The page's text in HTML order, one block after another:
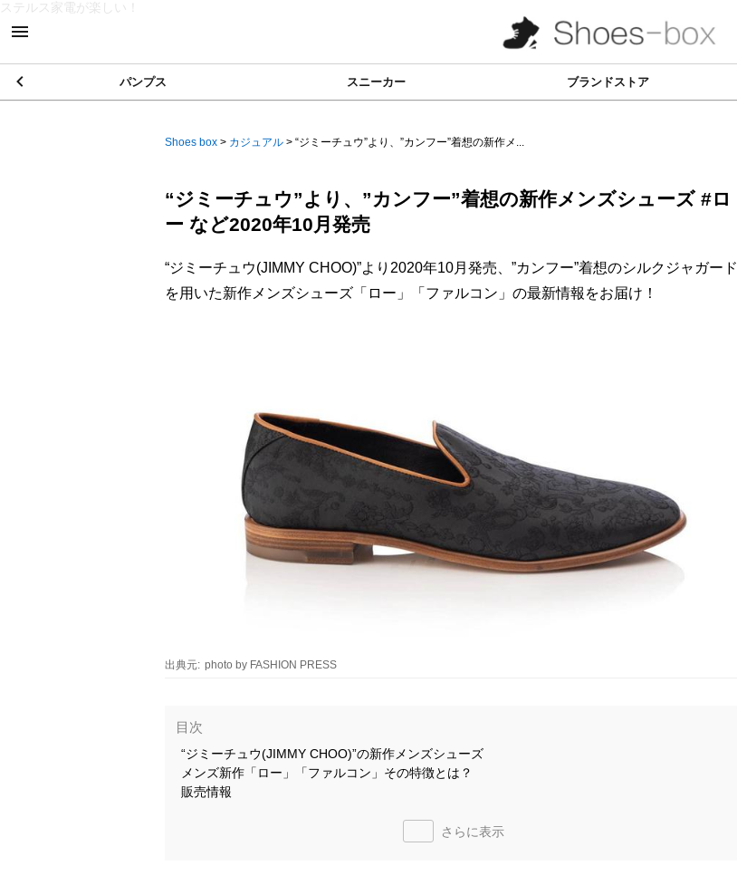
ステルス家電が楽しい！
パンプス スニーカー ブランドストア
Shoes box > カジュアル > “ジミーチュウ”より、”カンフー”着想の新作メ...
“ジミーチュウ”より、”カンフー”着想の新作メンズシューズ #ロ
ー など2020年10月発売
“ジミーチュウ(JIMMY CHOO)”より2020年10月発売、”カンフー”着想のシルクジャガード
を用いた新作メンズシューズ「ロー」「ファルコン」の最新情報をお届け！
出典元: photo by FASHION PRESS
目次
“ジミーチュウ(JIMMY CHOO)”の新作メンズシューズ
メンズ新作「ロー」「ファルコン」その特徴とは？
販売情報
さらに表示